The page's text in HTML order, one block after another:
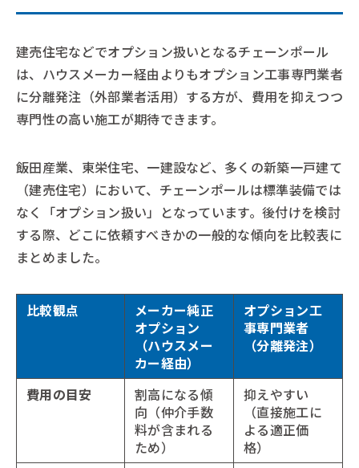
建売住宅などでオプション扱いとなるチェーンポール
は、ハウスメーカー経由よりもオプション工事専門業者
に分離発注（外部業者活用）する方が、費用を抑えつつ
専門性の高い施工が期待できます。
飯田産業、東栄住宅、一建設など、多くの新築一戸建て
（建売住宅）において、チェーンポールは標準装備では
なく「オプション扱い」となっています。後付けを検討
する際、どこに依頼すべきかの一般的な傾向を比較表に
まとめました。
比較観点
メーカー純正
オプション
（ハウスメー
カー経由）
オプション工
事専門業者
（分離発注）
費用の目安
割高になる傾
向（仲介手数
料が含まれる
ため）
抑えやすい
（直接施工に
よる適正価
格）